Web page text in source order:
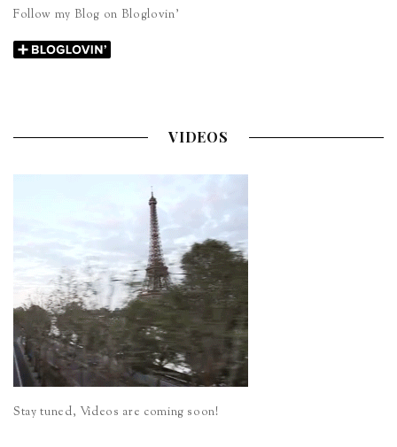
Follow my Blog on Bloglovin’
VIDEOS
Stay tuned, Videos are coming soon!